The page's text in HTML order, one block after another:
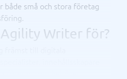
både små och stora företag
Writer för?